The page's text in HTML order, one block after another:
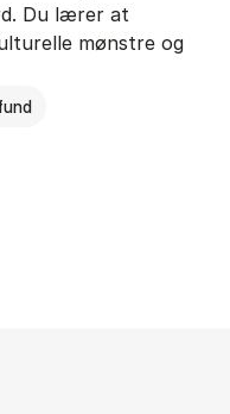
Du lærer at
mønstre og
og kul­tu­r­a­na­ly­se